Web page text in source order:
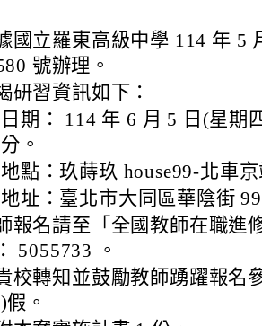
國立羅東高級中學 114 年 5
號辦理。
研習資訊如下：
日期： 114 年 6 月 5 日(星期
分。
地點：玖蒔玖 house99-北車
地址：臺北市大同區華陰街
報名請至「全國教師在職進
5055733 。
校轉知並鼓勵教師踴躍報名
假。